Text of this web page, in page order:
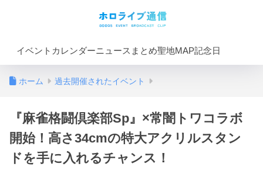
イベントカレンダーニュースまとめ聖地MAP記念日
ホーム 過去開催されたイベント
『麻雀格闘倶楽部Sp』×常闇トワコラボ
開始！高さ34cmの特大アクリルスタン
ドを手に入れるチャンス！